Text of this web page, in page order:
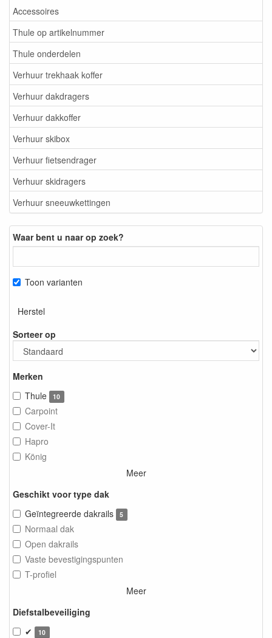
Accessoires
Thule op artikelnummer
Thule onderdelen
Verhuur trekhaak koffer
Verhuur dakdragers
Verhuur dakkoffer
Verhuur skibox
Verhuur fietsendrager
Verhuur skidragers
Verhuur sneeuwkettingen
Waar bent u naar op zoek?
Toon varianten
Herstel
Sorteer op
Merken
Thule
10
Carpoint
Cover-It
Hapro
König
Meer
Geschikt voor type dak
Geïntegreerde dakrails
5
Normaal dak
Open dakrails
Vaste bevestigingspunten
T-profiel
Meer
Diefstalbeveiliging
✔
10